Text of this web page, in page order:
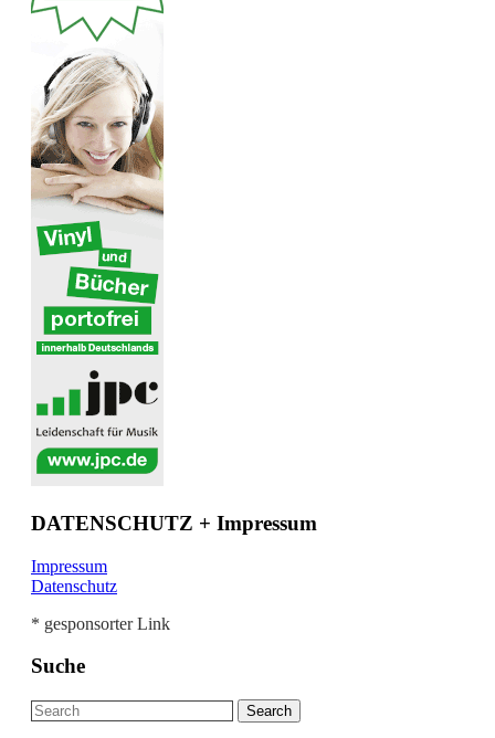
DATENSCHUTZ + Impressum
Impressum
Datenschutz
* gesponsorter Link
Suche